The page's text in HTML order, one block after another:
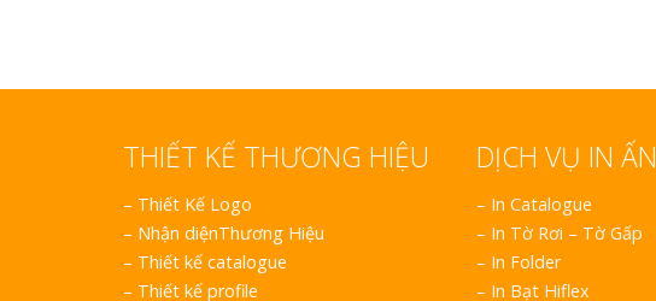
THIẾT KẾ THƯƠNG HIỆU
– Thiết Kế Logo
– Nhận diệnThương Hiệu
– Thiết kế catalogue
– Thiết kế profile
DỊCH VỤ IN ẤN
– In Catalogue
– In Tờ Rơi – Tờ Gấp
– In Folder
– In Bạt Hiflex